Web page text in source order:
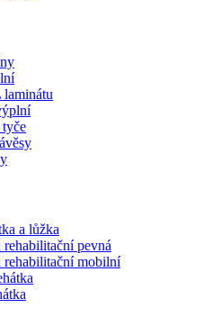
a lůžka
rehabilitační pevná
rehabilitační mobilní